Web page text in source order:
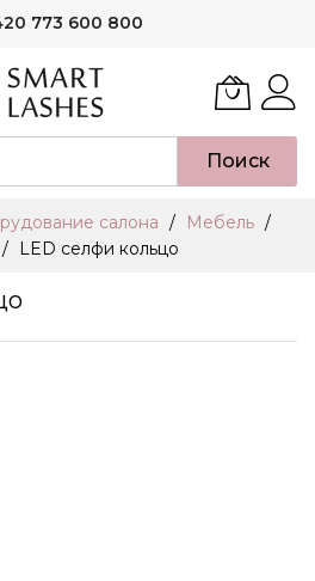
773 600 800
Поиск
салона
Мебель
LED селфи кольцо